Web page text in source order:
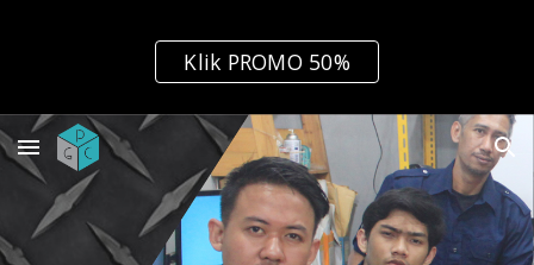
Skip to main content Skip to navigation
Klik PROMO 50%